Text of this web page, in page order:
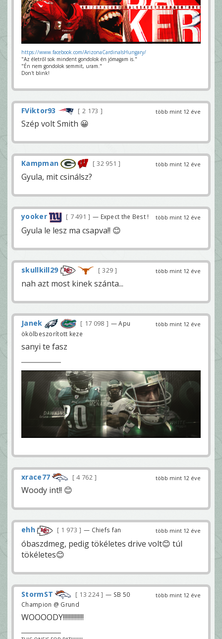
https://www.facebook.com/ArizonaCardinalsHungary/
"Az életről sok mindent gondolok én jómagam is."
"Én nem gondolok semmit, uram."
Don't blink!
több mint 12 éve
FViktor93 2 173
Szép volt Smith 😀
több mint 12 éve
Kampman 32 951
Gyula, mit csinálsz?
több mint 12 éve
yooker 7 491 — Expect the Best !
Gyula le lesz ma csapva!! 😊
több mint 12 éve
skullkill29 329
nah azt most kinek szánta...
több mint 12 éve
Janek 17 098
— Apu
ökölbeszorított keze
sanyi te fasz
több mint 12 éve
xrace77 4 762
Woody int!! 😊
több mint 12 éve
ehh 1 973 — Chiefs fan
óbaszdmeg, pedig tökéletes drive volt😊 túl
tökéletes😊
több mint 12 éve
StormST 13 224
— SB 50
Champion @ Grund
WOOOODY!!!!!!!!!!!!!!